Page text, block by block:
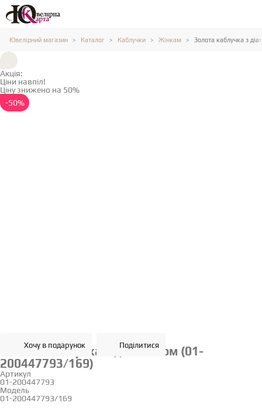
Ювелірний магазин Каталог Каблучки Жінкам Золота каблучка з
Акція:
Ціни навпіл!
Ціну знижено на 50%
-50%
Хочу в подарунок Поділитися
Золота каблучка з діамантом (01-
200447793/169)
Артикул
01-200447793
Модель
01-200447793/169